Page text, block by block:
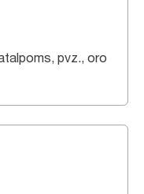
pvz., oro